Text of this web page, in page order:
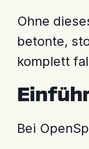
Ohne
betonte,
komplett
Bei